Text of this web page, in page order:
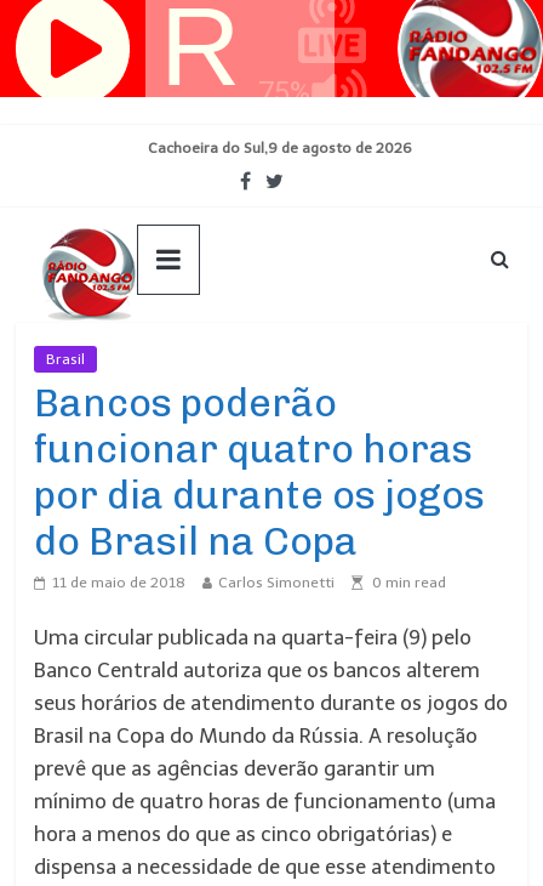
Pular
para
Cachoeira do Sul,9 de agosto de 2026
Brasil
Bancos poderão
funcionar quatro horas
por dia durante os jogos
do Brasil na Copa
11 de maio de 2018 Carlos Simonetti 0 min read
Uma circular publicada na quarta-feira (9) pelo
Banco Centrald autoriza que os bancos alterem
seus horários de atendimento durante os jogos do
Brasil na Copa do Mundo da Rússia. A resolução
prevê que as agências deverão garantir um
mínimo de quatro horas de funcionamento (uma
hora a menos do que as cinco obrigatórias) e
dispensa a necessidade de que esse atendimento